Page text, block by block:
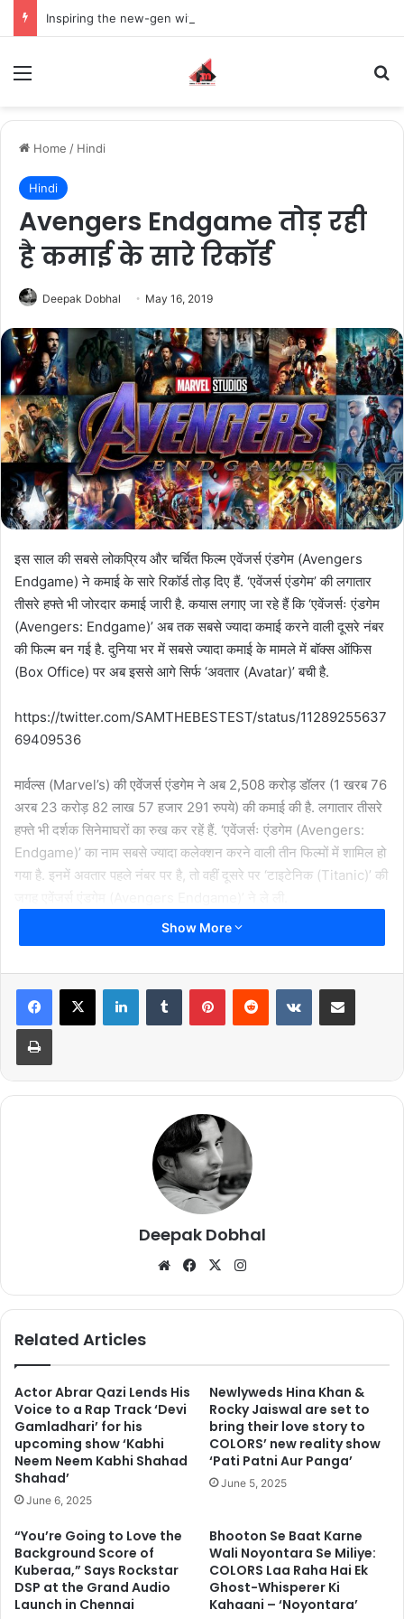
Home / Hindi
Hindi
Avengers Endgame तोड़ रही
है कमाई के सारे रिकॉर्ड
Deepak Dobhal May 16, 2019
इस साल की सबसे लोकप्रिय और चर्चित फिल्म एवेंजर्स एंडगेम (Avengers
Endgame) ने कमाई के सारे रिकॉर्ड तोड़ दिए हैं. ‘एवेंजर्स एंडगेम’ की लगातार
तीसरे हफ्ते भी जोरदार कमाई जारी है. कयास लगाए जा रहे हैं कि ‘एवेंजर्सः एंडगेम
(Avengers: Endgame)’ अब तक सबसे ज्यादा कमाई करने वाली दूसरे नंबर
की फिल्म बन गई है. दुनिया भर में सबसे ज्यादा कमाई के मामले में बॉक्स ऑफिस
(Box Office) पर अब इससे आगे सिर्फ ‘अवतार (Avatar)’ बची है.
https://twitter.com/SAMTHEBESTEST/status/11289255637
69409536
मार्वल्स (Marvel’s) की एवेंजर्स एंडगेम ने अब 2,508 करोड़ डॉलर (1 खरब 76
अरब 23 करोड़ 82 लाख 57 हजार 291 रुपये) की कमाई की है. लगातार तीसरे
हफ्ते भी दर्शक सिनेमाघरों का रुख कर रहें हैं. ‘एवेंजर्सः एंडगेम (Avengers:
Endgame)’ का नाम सबसे ज्यादा कलेक्शन करने वाली तीन फिल्मों में शामिल हो
गया है. इनमें अवतार पहले नंबर पर है, तो वहीं दूसरे पर ‘टाइटेनिक (Titanic)’ की
Take a look at the Day Nineteen
(*Including all formats and dubbed
@MarvelStudios
#Avengers
pic.twitter.com/XZTgx1L6e3
— Box Office India
(@boxofficeindia) May 15, 2019
इन्फिनीटी वॉर (Infinity War) के बाद इस फिल्म का दर्शकों को बहुत बेसब्री से
इंतजार था. ये फिल्म 23 अप्रैल को पूरी दुनिया के 4,662 सिनेमाघरों में रिलीज
हुई थी. इस फिल्म में रॉबर्ट डाउनी जूनियर (Iron Man), क्रिस इवान्स
(Captain America), मार्क रूफैलो (Hulk), क्रिस हेम्सवर्थ (Thor)सहित
कई कलाकार मौजूद थे. जिन्होंने अपनी एक्टिंग के जरिए दर्शकों को रोने पर मजबूर
कर दिया. बॉक्स ऑफिस मोजो डॉट कॉम के मुताबिक पहले हफ्ते एंडगेम ने
$357,115,007 की कमाई की थी. जिसके बाद ये फिल्म लगाातर कमाई में सभी
फिल्मों को पीछे छोड़ रही है.
Show More
Deepak Dobhal
We
te
Fa
bo
X
ra
Related Articles
Actor Abrar Qazi Lends His
Voice to a Rap Track ‘Devi
Gamladhari’ for his
upcoming show ‘Kabhi
Neem Neem Kabhi Shahad
Shahad’
June 6, 2025
Newlyweds Hina Khan &
Rocky Jaiswal are set to
bring their love story to
COLORS’ new reality show
‘Pati Patni Aur Panga’
June 5, 2025
“You’re Going to Love the
Background Score of
Kuberaa,” Says Rockstar
DSP at the Grand Audio
Launch in Chennai
Bhooton Se Baat Karne
Wali Noyontara Se Miliye:
COLORS Laa Raha Hai Ek
Ghost-Whisperer Ki
Kahaani – ‘Noyontara’